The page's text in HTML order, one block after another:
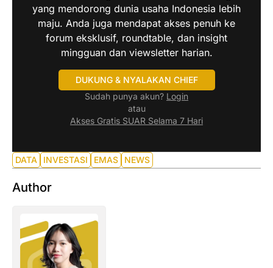
yang mendorong dunia usaha Indonesia lebih
maju. Anda juga mendapat akses penuh ke
forum eksklusif, roundtable, dan insight
mingguan dan viewsletter harian.
DUKUNG & NYALAKAN CHIEF
Sudah punya akun? Login
atau
Akses Gratis SUAR Selama 7 Hari
DATA INVESTASI EMAS NEWS
Author